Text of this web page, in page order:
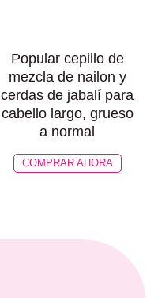
Popular cepillo de
mezcla de nailon y
cerdas de jabalí para
cabello largo, grueso
a normal
COMPRAR AHORA